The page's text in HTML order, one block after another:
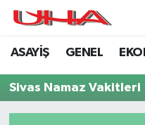
ASAYİŞ GENEL
Sivas Namaz Vakitleri
ASAYİŞ
GÜNDEM
Nöbetçi Eczaneler
Hava Durumu